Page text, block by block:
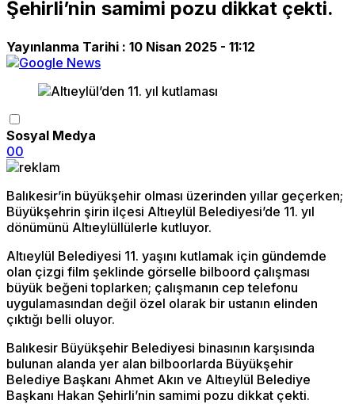
Şehirli’nin samimi pozu dikkat çekti.
Yayınlanma Tarihi : 10 Nisan 2025 - 11:12
Sosyal Medya
00
Balıkesir’in büyükşehir olması üzerinden yıllar geçerken;
Büyükşehrin şirin ilçesi Altıeylül Belediyesi’de 11. yıl
dönümünü Altıeylüllülerle kutluyor.
Altıeylül Belediyesi 11. yaşını kutlamak için gündemde
olan çizgi film şeklinde görselle bilboord çalışması
büyük beğeni toplarken; çalışmanın cep telefonu
uygulamasından değil özel olarak bir ustanın elinden
çıktığı belli oluyor.
Balıkesir Büyükşehir Belediyesi binasının karşısında
bulunan alanda yer alan bilboorlarda Büyükşehir
Belediye Başkanı Ahmet Akın ve Altıeylül Belediye
Başkanı Hakan Şehirli’nin samimi pozu dikkat çekti.